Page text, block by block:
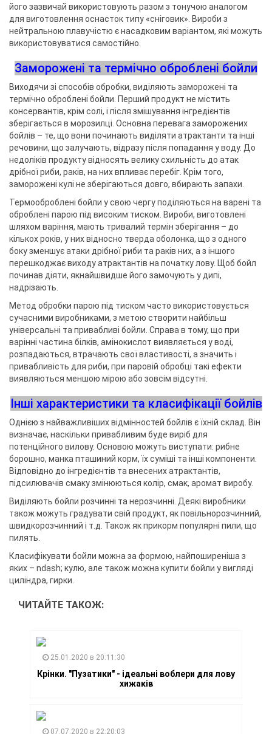
його зазвичай використовують разом з тонучою аналогом
для виготовлення оснасток типу «сніговик». Вироби з
нейтральною плавучістю є насадковим варіантом, які можуть
використовуватися самостійно.
Заморожені та термічно оброблені бойли
Виходячи зі способів обробки, виділяють заморожені та
термічно оброблені бойли. Перший продукт не містить
консервантів, крім солі, і після змішування інгредієнтів
зберігається в морозилці. Основна перевага заморожених
бойлів – те, що вони починають виділяти атрактанти та інші
речовини, що залучають, відразу після попадання у воду. До
недоліків продукту відносять велику схильність до атак
дрібної риби, раків, на них впливає перебіг. Крім того,
заморожені кулі не зберігаються довго, вбирають запахи.
Термооброблені бойли у свою чергу поділяються на варені та
оброблені парою під високим тиском. Вироби, виготовлені
шляхом варіння, мають тривалий термін зберігання – до
кількох років, у них відносно тверда оболонка, що з одного
боку зменшує атаки дрібної риби та раків них, а з іншого
перешкоджає виходу атрактантів на початку лову. Щоб бойл
починав діяти, якнайшвидше його замочують у дипі,
надрізають.
Метод обробки парою під тиском часто використовується
сучасними виробниками, з метою створити найбільш
універсальні та привабливі бойли. Справа в тому, що при
варінні частина білків, амінокислот виявляється у воді,
розпадаються, втрачають свої властивості, а значить і
привабливість для риби, при паровій обробці такі ефекти
виявляються меншою мірою або зовсім відсутні.
Інші характеристики та класифікації бойлів
Однією з найважливіших відмінностей бойлів є їхній склад. Він
визначає, наскільки привабливим буде виріб для
потенційного вилову. Основою можуть виступати: рибне
борошно, манка пташиний корм, їх суміші та інші компоненти.
Відповідно до інгредієнтів та внесених атрактантів,
підсилювачів смаку змінюються колір, смак, аромат виробу.
Виділяють бойли розчинні та нерозчинні. Деякі виробники
також можуть градувати свій продукт, як повільнорозчинний,
швидкорозчинний і т.д. Також як прикорм популярні пили, що
пилять.
Класифікувати бойли можна за формою, найпоширеніша з
яких – ndash; кулю, але також можна купити бойли у вигляді
циліндра, гирки.
ЧИТАЙТЕ ТАКОЖ:
25.01.2020 в 20:11:30
Крінки. "Пузатики" - ідеальні воблери для лову
хижаків
07.07.2020 в 22:20:03